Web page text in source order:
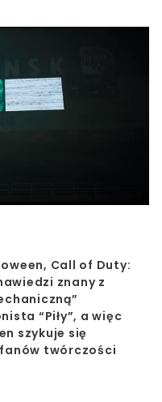
Call of Duty:
znany z
“Piły”, a więc
szykuje się
twórczości